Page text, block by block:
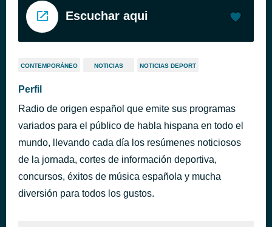
Escuchar aqui
CONTEMPORÁNEO NOTICIAS NOTICIAS DEPORT
Perfil
Radio de origen español que emite sus programas
variados para el público de habla hispana en todo el
mundo, llevando cada día los resúmenes noticiosos
de la jornada, cortes de información deportiva,
concursos, éxitos de música española y mucha
diversión para todos los gustos.